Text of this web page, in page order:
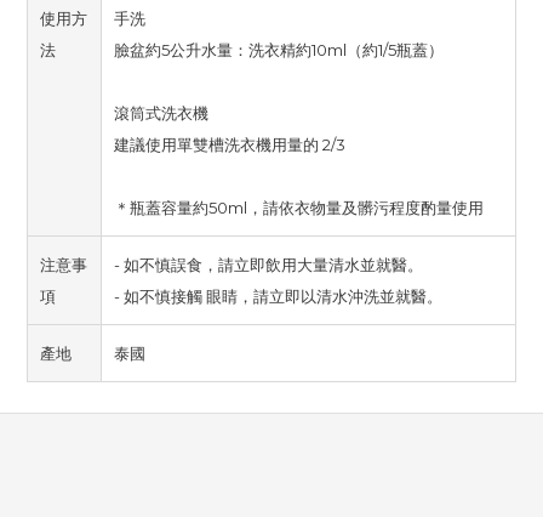
使用方
法
手洗
臉盆約5公升水量：洗衣精約10ml（約1/5瓶蓋）
滾筒式洗衣機
建議使用單雙槽洗衣機用量的 2/3
＊瓶蓋容量約50ml，請依衣物量及髒污程度酌量使用
注意事
項
- 如不慎誤食，請立即飲用大量清水並就醫。
- 如不慎接觸 眼睛，請立即以清水沖洗並就醫。
產地 泰國